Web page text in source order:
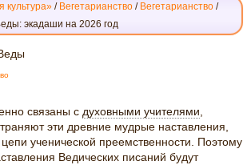
культура» / Вегетарианство / Вегетарианство /
экадаши на 2026 год
связаны с духовными учителями
эти древние мудрые наставления,
ученической преемственности. Поэтому
Ведических писаний будут